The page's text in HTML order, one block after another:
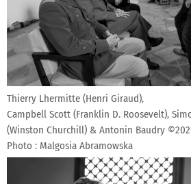
Thierry Lhermitte (Henri Giraud),
Campbell Scott (Franklin D. Roosevelt),
(Winston Churchill) & Antonin Baudry
Photo : Malgosia Abramowska